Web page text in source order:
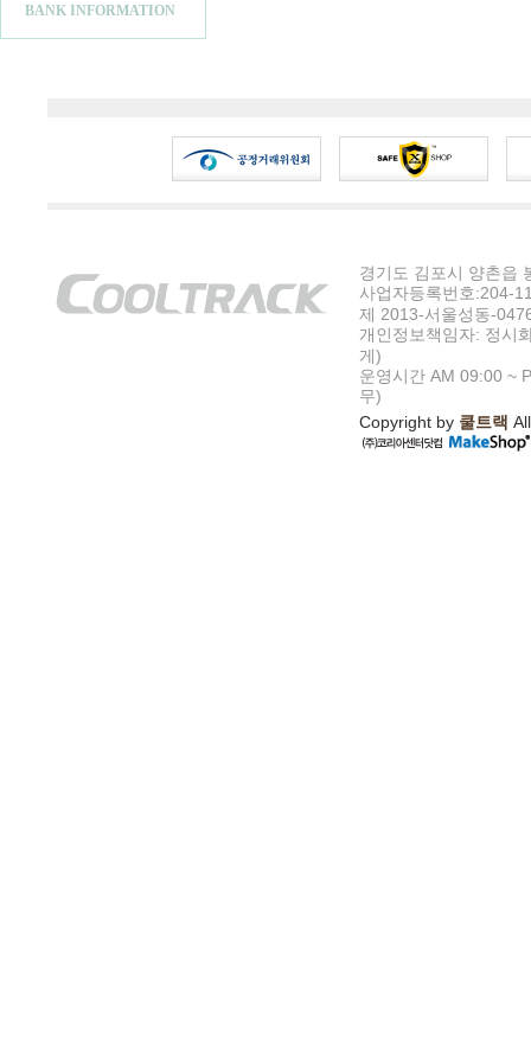
BANK INFORMATION
경기도 김포시 양촌읍
사업자등록번호:204-
제 2013-서울성동-
개인정보책임자: 정시
게)
운영시간 AM 09:00 ~
무)
Copyright by 쿨트랙